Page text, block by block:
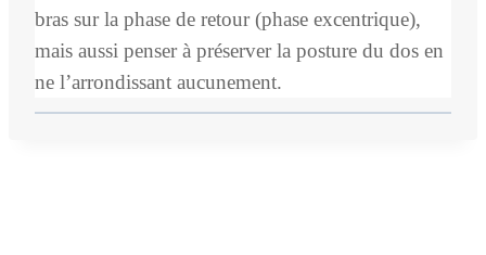
bras sur la phase de retour (phase excentrique),
mais aussi penser à préserver la posture du dos en
ne l’arrondissant aucunement.